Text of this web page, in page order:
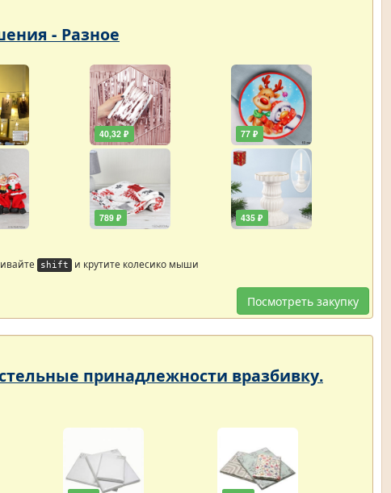
- Разное
40,32 ₽
789 ₽
77 ₽
435 ₽
shift и крутите колесико мыши
Посмотреть закупку
принадлежности вразбивку.